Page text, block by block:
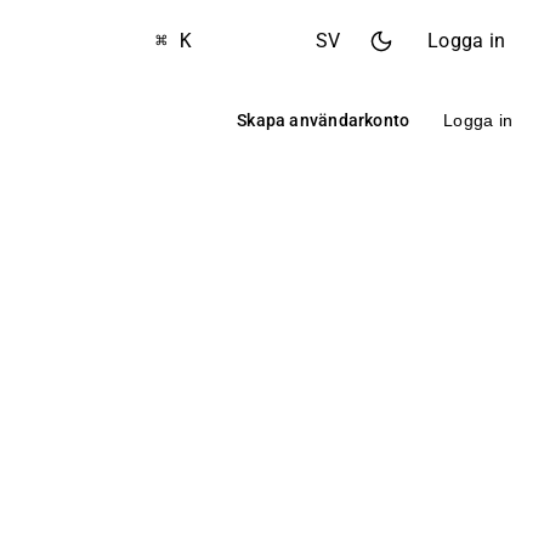
⌘ K SV Logga in
Skapa användarkonto Logga in